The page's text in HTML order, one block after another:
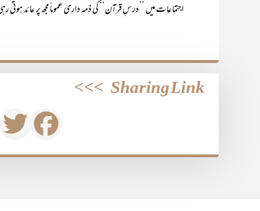
اجتماعات میں ’’درسِ قرآن‘‘ کی ذمہ داری عموماً مجھ پر عائد ہوتی
Sharing Link
>>>